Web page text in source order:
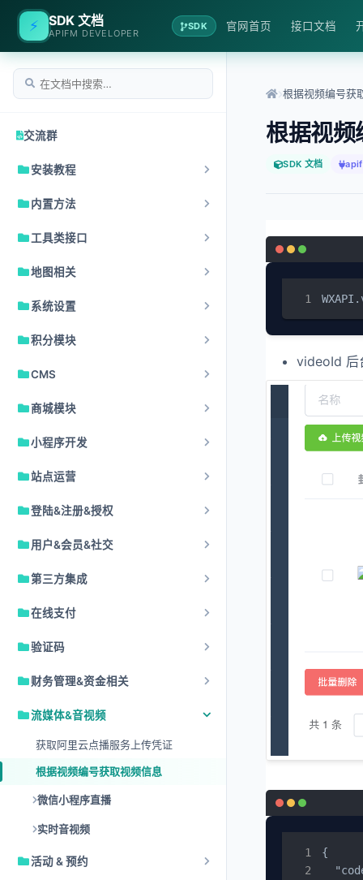
⚡ SDK 文档
APIFM DEVELOPER
SDK 官网首页 接口文档
交流群
安装教程
内置方法
工具类接口
地图相关
系统设置
积分模块
CMS
商城模块
小程序开发
站点运营
登陆&注册&授权
用户&会员&社交
第三方集成
在线支付
验证码
财务管理&资金相关
流媒体&音视频
获取阿里云点播服务上传凭证
根据视频编号获取视频信息
微信小程序直播
实时音视频
活动 & 预约
根据视频编号获
根据视频
SDK 文档
videoId 后
{